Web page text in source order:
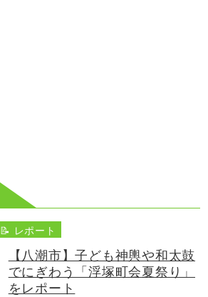
📝 レポート
【八潮市】子ども神輿や和太鼓
でにぎわう「浮塚町会夏祭り」
をレポート